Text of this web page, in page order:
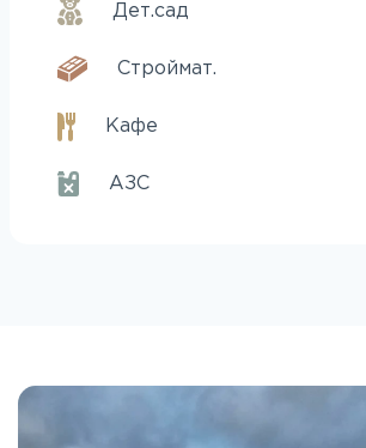
Дет.сад
Строймат.
Кафе
АЗС